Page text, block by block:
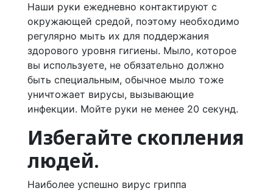
Наши руки ежедневно контактируют с
окружающей средой, поэтому необходимо
регулярно мыть их для поддержания
здорового уровня гигиены. Мыло, которое
вы используете, не обязательно должно
быть специальным, обычное мыло тоже
уничтожает вирусы, вызывающие
инфекции. Мойте руки не менее 20 секунд.
Избегайте скопления
людей.
Наиболее успешно вирус гриппа